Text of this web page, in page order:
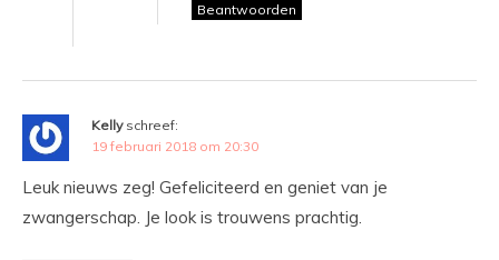
Beantwoorden
Kelly schreef:
19 februari 2018 om 20:30
Leuk nieuws zeg! Gefeliciteerd en geniet van je
zwangerschap. Je look is trouwens prachtig.